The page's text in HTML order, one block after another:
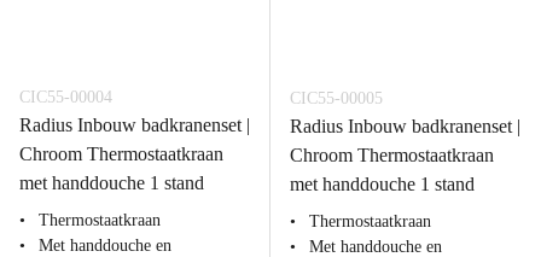
CIC55-00004
Radius Inbouw badkranenset |
Chroom Thermostaatkraan
met handdouche 1 stand
Thermostaatkraan
Met handdouche en
CIC55-00005
Radius Inbouw badkranenset |
Chroom Thermostaatkraan
met handdouche 1 stand
Thermostaatkraan
Met handdouche en